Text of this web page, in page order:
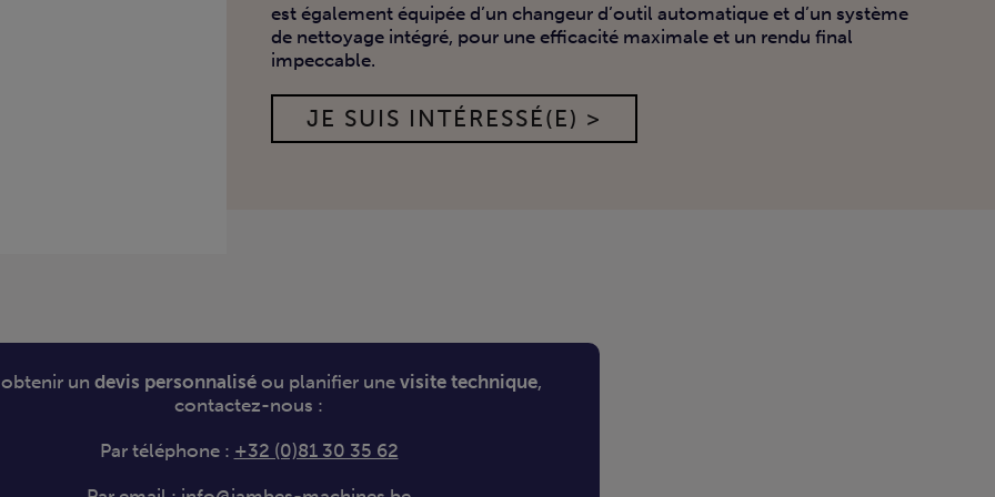
est également équipée d’un changeur d’outil automatique et d’un système
de nettoyage intégré, pour une efficacité maximale et un rendu final
impeccable.
JE SUIS INTÉRESSÉ(E) >
un devis personnaliséou planifier unevisite technique,
contactez-nous :
Par téléphone : +32 (0)81 30 35 62